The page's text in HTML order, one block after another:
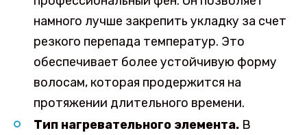
намного лучше закрепить укладку за счет
резкого перепада температур. Это
обеспечивает более устойчивую форму
волосам, которая продержится на
протяжении длительного времени.
Тип нагревательного элемента.В